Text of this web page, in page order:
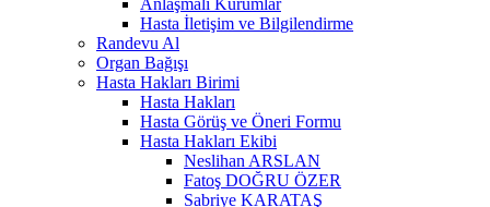
Hasta İletişim ve Bilgilendirme
Randevu Al
Organ Bağışı
Hasta Hakları Birimi
Hasta Hakları
Hasta Görüş ve Öneri Formu
Hasta Hakları Ekibi
Neslihan ARSLAN
Fatoş DOĞRU ÖZER
Sabriye KARATAŞ